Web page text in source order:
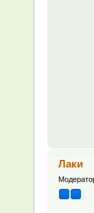
Лаки